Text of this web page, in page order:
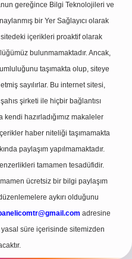
gereğince Bilgi Teknolojileri ve
bir Yer Sağlayıcı olarak
içerikleri proaktif olarak
bulunmamaktadır. Ancak,
taşımakta olup, siteye
sayılırlar. Bu internet sitesi,
şirketi ile hiçbir bağlantısı
hazırladığımız makaleler
haber niteliği taşımamakta
paylaşım yapılmamaktadır.
tamamen tesadüfidir.
ücretsiz bir bilgi paylaşım
aykırı olduğunu
adresine
süre içerisinde sitemizden